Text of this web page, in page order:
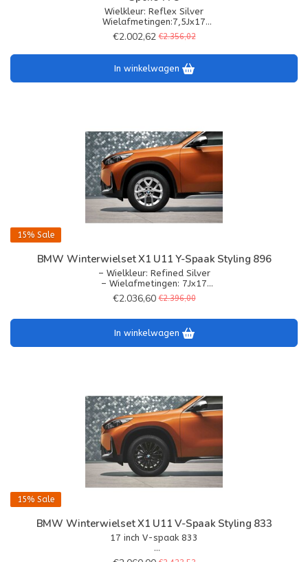
Wielkleur: Reflex Silver
Wielafmetingen:7,5Jx17
Bandenmaat: 225/50R17 98H XL
Banden: Pirelli Winter Sottozero 3 RFT
€2.002,62 €2.356,02
In winkelwagen
15% Sale
BMW Winterwielset X1 U11 Y-Spaak Styling 896
– Wielkleur: Refined Silver
– Wielafmetingen: 7Jx17
– Bandenmaat: 205/65 R17 100H XL
€2.036,60 €2.396,00
In winkelwagen
15% Sale
BMW Winterwielset X1 U11 V-Spaak Styling 833
17 inch V-spaak 833
– Wielkleur: Jet Black